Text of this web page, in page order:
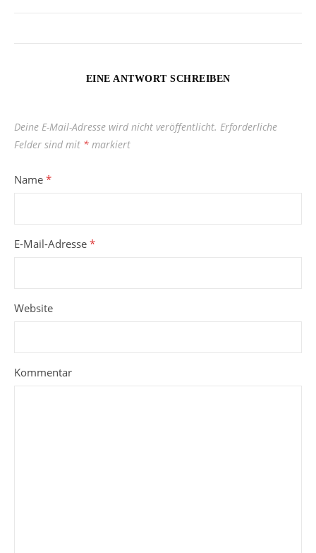
EINE ANTWORT SCHREIBEN
Deine E-Mail-Adresse wird nicht veröffentlicht. Erforderliche
Felder sind mit * markiert
Name *
E-Mail-Adresse *
Website
Kommentar